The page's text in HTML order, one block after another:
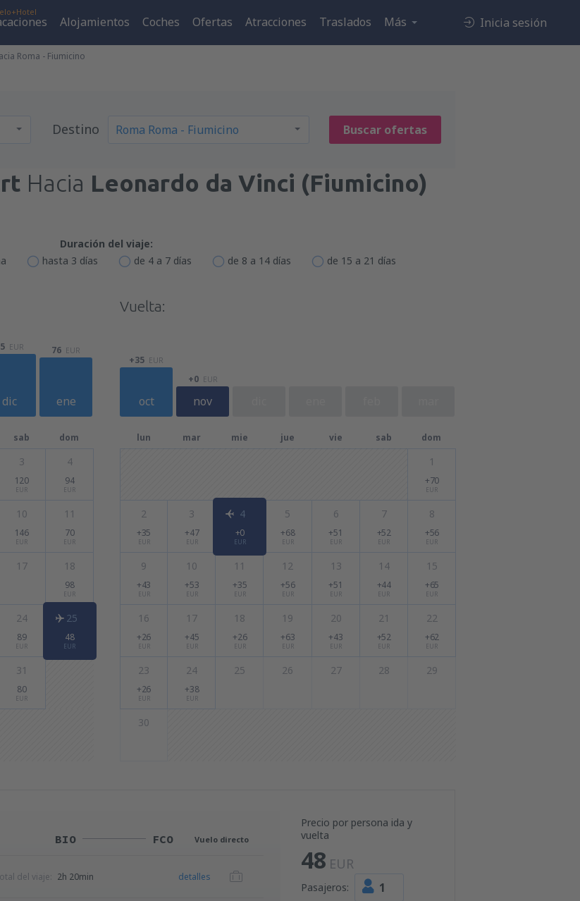
Alojamientos Coches Ofertas Atracciones Traslados Más Inicia sesión
Roma - Fiumicino
Destino Buscar ofertas
Hacia Leonardo da Vinci (Fiumicino)
Duración del viaje:
hasta 3 días de 4 a 7 días de 8 a 14 días de 15 a 21 días
dic
EUR
ene
76 EUR
sab dom
3
120
EUR
4
94
EUR
10
146
EUR
11
70
EUR
17 18
98
EUR
24
89
EUR
25
48
EUR
31
80
EUR
Vuelta:
oct
+35 EUR
nov
+0 EUR
lun mar mie jue vie sab dom
1
+70
EUR
2
+35
EUR
3
+47
EUR
4
+0
EUR
5
+68
EUR
6
+51
EUR
7
+52
EUR
8
+56
EUR
9
+43
EUR
10
+53
EUR
11
+35
EUR
12
+56
EUR
13
+51
EUR
14
+44
EUR
15
+65
EUR
16
+26
EUR
17
+45
EUR
18
+26
EUR
19
+63
EUR
20
+43
EUR
21
+52
EUR
22
+62
EUR
23
+26
EUR
24
+38
EUR
25 26 27 28 29
30
Precio por persona ida y
vuelta
48 EUR
Pasajeros: 1
BIO FCO Vuelo directo
del viaje: 2h 20min detalles